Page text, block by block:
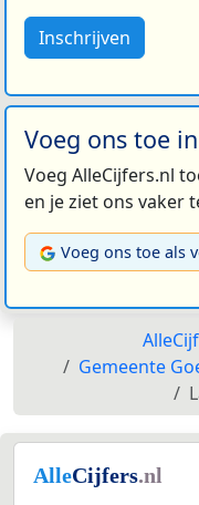
Inschrijven
Voeg ons toe
Voeg AlleCijfers.nl
en je ziet ons vaker
Voeg ons toe als
Gemeente